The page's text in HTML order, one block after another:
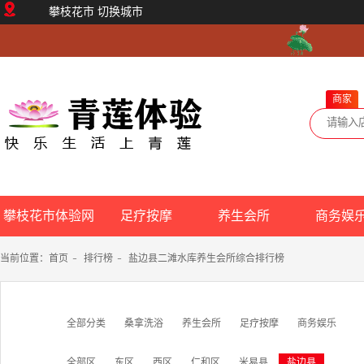
攀枝花市 切换城市
商家
攀枝花市体验网 足疗按摩 养生会所 商务娱
当前位置： 首页 - 排行榜 - 盐边县二滩水库养生会所综合排行榜
全部分类 桑拿洗浴 养生会所 足疗按摩 商务娱乐